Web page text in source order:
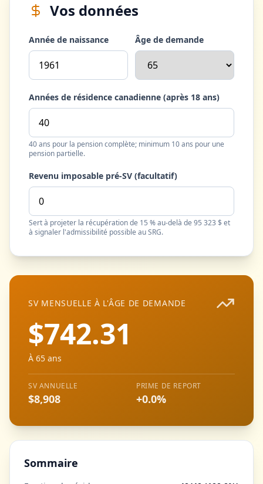
Vos données
Année de naissance Âge de demande
Années de résidence canadienne (après 18 ans)
40 ans pour la pension complète; minimum 10 ans pour une
pension partielle.
Revenu imposable pré-SV (facultatif)
Sert à projeter la récupération de 15 % au-delà de 95 323 $ et
à signaler l'admissibilité possible au SRG.
SV MENSUELLE À L'ÂGE DE DEMANDE
$742.31
À 65 ans
SV ANNUELLE
$8,908
PRIME DE REPORT
+0.0%
Sommaire